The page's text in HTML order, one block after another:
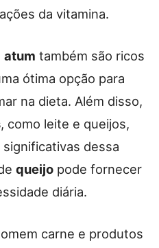
da vitamina.
atum também são ricos
ótima opção para
na dieta. Além disso,
, como leite e queijos,
dessa
queijo pode fornecer
diária.
carne e produtos